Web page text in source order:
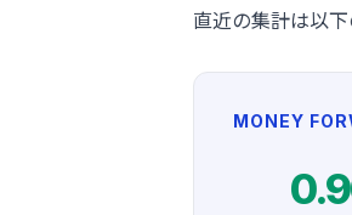
直近の集計は以下
MONEY